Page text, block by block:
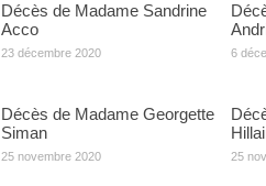
Décès de Madame Sandrine
Acco
23 décembre 2020 6
Décès de Madame Georgette
Siman
25 novembre 2020 25